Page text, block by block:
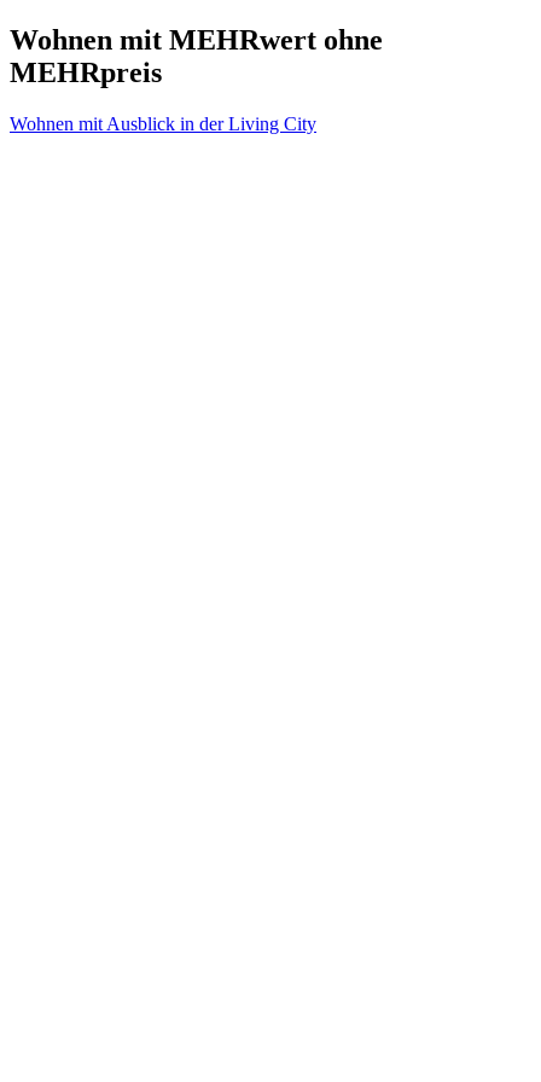
Wohnen mit MEHRwert ohne
MEHRpreis
Beitragsnavigation
Wohnen mit Ausblick in der Living City